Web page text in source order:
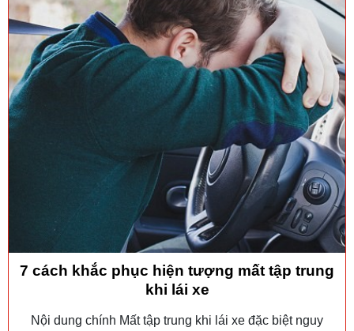
7 cách khắc phục hiện tượng mất tập trung
khi lái xe
Nội dung chính Mất tập trung khi lái xe đặc biệt nguy